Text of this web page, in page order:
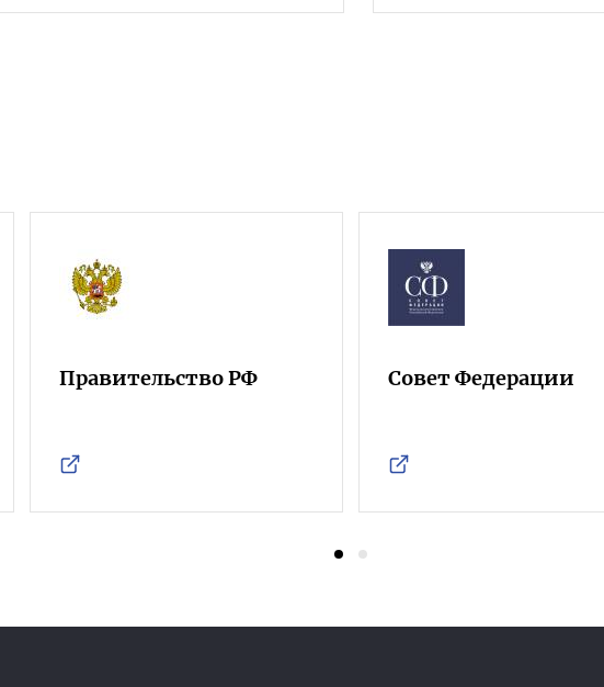
Правительство РФ Совет Федерации